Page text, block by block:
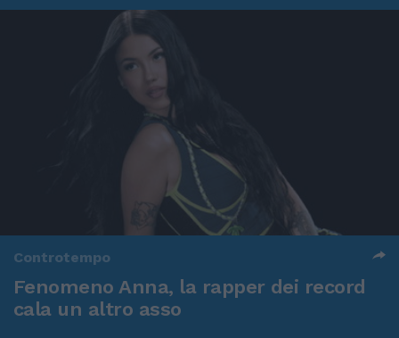
Controtempo
Fenomeno Anna, la rapper dei record
cala un altro asso